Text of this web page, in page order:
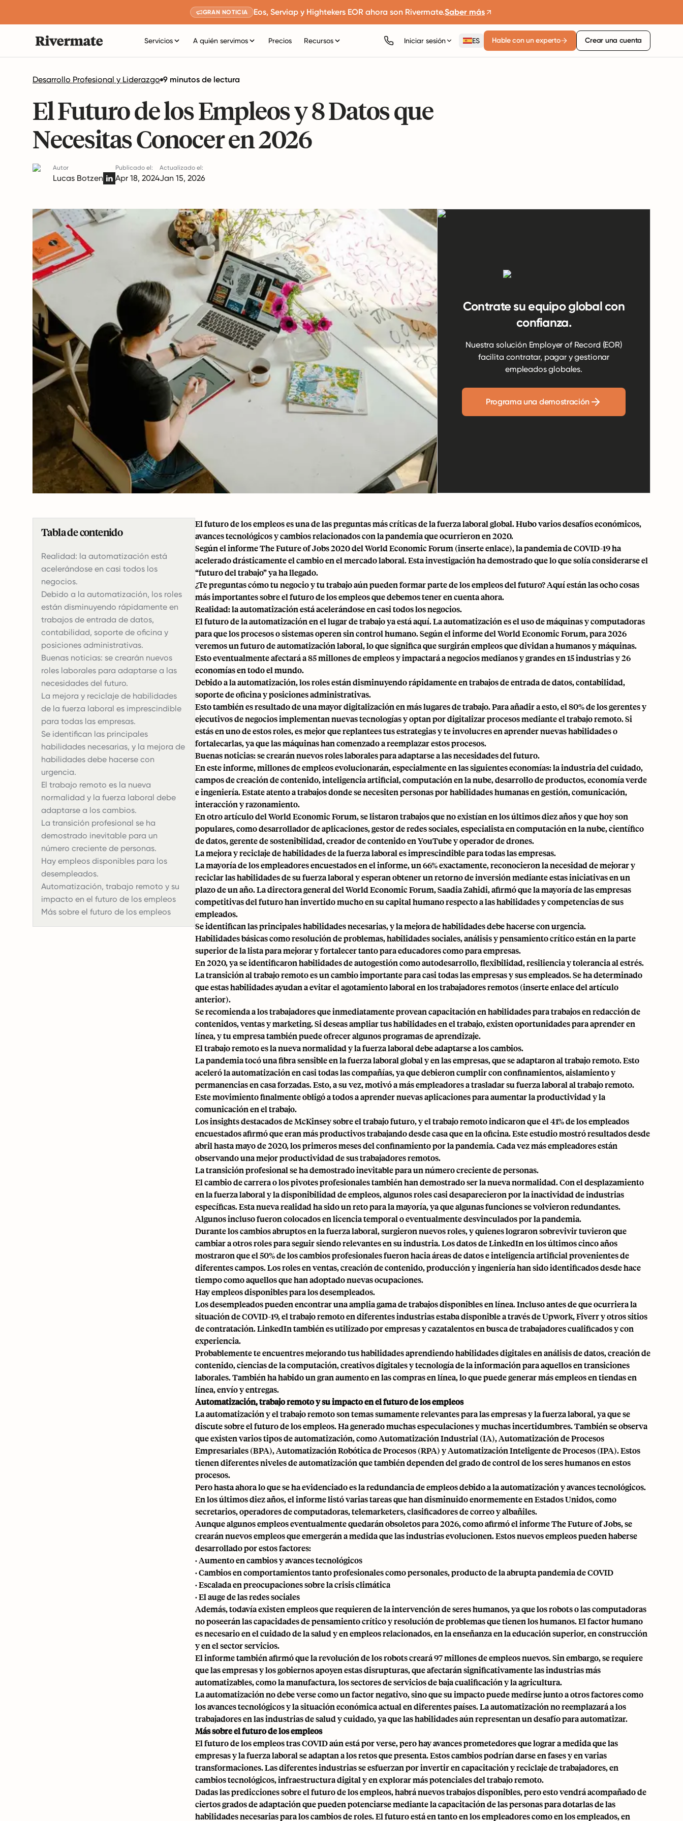
GRAN NOTICIA Eos, Serviap y Hightekers EOR ahora son Rivermate.Saber más
Servicios A quién servimos Precios Recursos Iniciar sesión ES Hable con un experto Crear una cuenta
Desarrollo Profesional y Liderazgo 9 minutos de lectura
El Futuro de los Empleos y 8 Datos que
Necesitas Conocer en 2026
Autor
Lucas Botzen
Publicado el:
Apr 18, 2024
Actualizado el:
Jan 15, 2026
Contrate su equipo global con
confianza.
Nuestra solución Employer of Record (EOR)
facilita contratar, pagar y gestionar
empleados globales.
Programa una demostración
Tabla de contenido
Realidad: la automatización está
acelerándose en casi todos los
negocios.
Debido a la automatización, los roles
están disminuyendo rápidamente en
trabajos de entrada de datos,
contabilidad, soporte de oficina y
posiciones administrativas.
Buenas noticias: se crearán nuevos
roles laborales para adaptarse a las
necesidades del futuro.
La mejora y reciclaje de habilidades
de la fuerza laboral es imprescindible
para todas las empresas.
Se identifican las principales
habilidades necesarias, y la mejora de
habilidades debe hacerse con
urgencia.
El trabajo remoto es la nueva
normalidad y la fuerza laboral debe
adaptarse a los cambios.
La transición profesional se ha
demostrado inevitable para un
número creciente de personas.
Hay empleos disponibles para los
desempleados.
Automatización, trabajo remoto y su
impacto en el futuro de los empleos
Más sobre el futuro de los empleos
El futuro de los empleos es una de las preguntas más críticas de la fuerza laboral global. Hubo varios desafíos económicos,
avances tecnológicos y cambios relacionados con la pandemia que ocurrieron en 2020.
Según el informe The Future of Jobs 2020 del World Economic Forum (inserte enlace), lapandemia de COVID-19ha
acelerado drásticamente el cambio en el mercado laboral. Esta investigación ha demostrado que lo que solía considerarse el
“futuro del trabajo” ya ha llegado.
¿Te preguntas cómo tu negocio y tu trabajo aún pueden formar parte de los empleos del futuro? Aquí están las ocho cosas
más importantes sobre el futuro de los empleos que debemos tener en cuenta ahora.
Realidad: la automatización está acelerándose en casi todos los negocios.
El futuro de la automatización en el lugar de trabajo ya está aquí. La automatización es el uso de máquinas y computadoras
para que los procesos o sistemas operen sin control humano. Según el informe del World Economic Forum, para 2026
veremos un futuro de automatización laboral, lo que significa que surgirán empleos que dividan a humanos y máquinas.
Esto eventualmente afectará a 85 millones de empleos y impactará a negocios medianos y grandes en 15 industrias y 26
economías en todo el mundo.
Debido a la automatización, los roles están disminuyendo rápidamente en trabajos de entrada de datos, contabilidad,
soporte de oficina y posiciones administrativas.
Esto también es resultado de una mayor digitalización en más lugares de trabajo. Para añadir a esto, el 80% de los gerentes y
ejecutivos de negocios implementan nuevas tecnologías y optan pordigitalizar procesosmediante el trabajo remoto. Si
estás en uno de estos roles, es mejor que replantees tus estrategias y te involucres en aprender nuevas habilidades o
fortalecarlas, ya que las máquinas han comenzado a reemplazar estos procesos.
Buenas noticias: se crearán nuevos roles laborales para adaptarse a las necesidades del futuro.
En este informe, millones de empleos evolucionarán, especialmente en las siguientes economías: la industria del cuidado,
campos de creación de contenido, inteligencia artificial, computación en la nube, desarrollo de productos, economía verde
e ingeniería. Estate atento a trabajos donde se necesiten personas por habilidades humanas en gestión, comunicación,
interacción y razonamiento.
En otro artículo del World Economic Forum, se listaron trabajos que no existían en los últimos diez años y que hoy son
populares, como desarrollador de aplicaciones, gestor de redes sociales, especialista en computación en la nube, científico
de datos, gerente de sostenibilidad, creador de contenido en YouTube y operador de drones.
La mejora y reciclaje de habilidades de la fuerza laboral es imprescindible para todas las empresas.
La mayoría de los empleadores encuestados en el informe, un 66% exactamente, reconocieron la necesidad de mejorar y
reciclar las habilidades de su fuerza laboral y esperan obtener un retorno de inversión mediante estas iniciativas en un
plazo de un año. La directora general del World Economic Forum, Saadia Zahidi, afirmó que la mayoría de las empresas
competitivas del futuro han invertido mucho en su capital humano respecto a las habilidades y competencias de sus
empleados.
Se identifican las principales habilidades necesarias, y la mejora de habilidades debe hacerse con urgencia.
Habilidades básicas como resolución de problemas, habilidades sociales, análisis y pensamiento crítico están en la parte
superior de la lista para mejorar y fortalecer tanto para educadores como para empresas.
En 2020, ya se identificaron habilidades de autogestión como autodesarrollo, flexibilidad, resiliencia y tolerancia al estrés.
La transición al trabajo remoto es un cambio importante para casi todas las empresas y sus empleados. Se ha determinado
que estas habilidades ayudan a evitar el agotamiento laboral en los trabajadores remotos (inserte enlace del artículo
anterior).
Se recomienda a los trabajadores que inmediatamente provean capacitación en habilidades para trabajos en redacción de
contenidos, ventas y marketing. Si deseas ampliar tus habilidades en el trabajo, existen oportunidades para aprender en
línea, y tu empresa también puede ofrecer algunos programas de aprendizaje.
El trabajo remoto es la nueva normalidad y la fuerza laboral debe adaptarse a los cambios.
La pandemia tocó una fibra sensible en la fuerza laboral global y en las empresas, que se adaptaron al trabajo remoto. Esto
aceleró la automatización en casi todas las compañías, ya que debieron cumplir con confinamientos, aislamiento y
permanencias en casa forzadas. Esto, a su vez, motivó a más empleadores a trasladar su fuerza laboral al trabajo remoto.
Este movimiento finalmente obligó a todos a aprender nuevas aplicaciones para aumentar la productividad y la
comunicación en el trabajo.
Los insights destacados de McKinsey sobre el trabajo futuro, y el trabajo remoto indicaron que el 41% de los empleados
encuestados afirmó que eran más productivos trabajando desde casa que en la oficina. Este estudio mostró resultados desde
abril hasta mayo de 2020, los primeros meses del confinamiento por la pandemia. Cada vez más empleadores están
observando una mejor productividad de sus trabajadores remotos.
La transición profesional se ha demostrado inevitable para un número creciente de personas.
El cambio de carrera o los pivotes profesionales también han demostrado ser la nueva normalidad. Con el desplazamiento
en la fuerza laboral y la disponibilidad de empleos, algunos roles casi desaparecieron por la inactividad de industrias
específicas. Esta nueva realidad ha sido un reto para la mayoría, ya que algunas funciones se volvieron redundantes.
Algunos incluso fueron colocados en licencia temporal o eventualmente desvinculados por la pandemia.
Durante los cambios abruptos en la fuerza laboral, surgieron nuevos roles, y quienes lograron sobrevivir tuvieron que
cambiar a otros roles para seguir siendo relevantes en su industria. Los datos de LinkedIn en los últimos cinco años
mostraron que el 50% de los cambios profesionales fueron hacia áreas de datos e inteligencia artificial provenientes de
diferentes campos. Los roles en ventas, creación de contenido, producción y ingeniería han sido identificados desde hace
tiempo como aquellos que han adoptado nuevas ocupaciones.
Hay empleos disponibles para los desempleados.
Los desempleados pueden encontrar una amplia gama de trabajos disponibles en línea. Incluso antes de que ocurriera la
situación de COVID-19, el trabajo remoto en diferentes industrias estaba disponible a través de Upwork, Fiverr y otrossitios
de contratación. LinkedIn también es utilizado por empresas y cazatalentos en busca de trabajadores cualificados y con
experiencia.
Probablemente te encuentres mejorando tus habilidades aprendiendo habilidades digitales en análisis de datos, creación de
contenido, ciencias de la computación, creativos digitales y tecnología de la información para aquellos en transiciones
laborales. También ha habido un gran aumento en las compras en línea, lo que puede generar más empleos en tiendas en
línea, envío y entregas.
Automatización, trabajo remoto y su impacto en el futuro de los empleos
La automatización y el trabajo remoto son temas sumamente relevantes para las empresas y la fuerza laboral, ya que se
discute sobre el futuro de los empleos. Ha generado muchas especulaciones y muchas incertidumbres. También se observa
que existen varios tipos de automatización, como Automatización Industrial (IA), Automatización de Procesos
Empresariales (BPA), Automatización Robótica de Procesos (RPA) y Automatización Inteligente de Procesos (IPA). Estos
tienen diferentes niveles de automatización que también dependen del grado de control de los seres humanos en estos
procesos.
Pero hasta ahora lo que se ha evidenciado es la redundancia de empleos debido a la automatización y avances tecnológicos.
En los últimos diez años, el informe listó varias tareas que han disminuido enormemente en Estados Unidos, como
secretarios, operadores de computadoras, telemarketers, clasificadores de correo y albañiles.
Aunque algunos empleos eventualmente quedarán obsoletos para 2026, como afirmó el informe The Future of Jobs, se
crearán nuevos empleos que emergerán a medida que las industrias evolucionen. Estos nuevos empleos pueden haberse
desarrollado por estos factores:
· Aumento en cambios y avances tecnológicos
· Cambios en comportamientos tanto profesionales como personales, producto de la abrupta pandemia de COVID
· Escalada en preocupaciones sobre la crisis climática
· El auge de las redes sociales
Además, todavía existen empleos que requieren de la intervención de seres humanos, ya que los robots o las computadoras
no poseerán las capacidades de pensamiento crítico y resolución de problemas que tienen los humanos. El factor humano
es necesario en el cuidado de la salud y en empleos relacionados, en la enseñanza en la educación superior, en construcción
y en el sector servicios.
El informe también afirmó que la revolución de los robots creará 97 millones de empleos nuevos. Sin embargo, se requiere
que las empresas y los gobiernos apoyen estas disrupturas, que afectarán significativamente las industrias más
automatizables, como la manufactura, los sectores de servicios de baja cualificación y la agricultura.
La automatización no debe verse como un factor negativo, sino que su impacto puede medirse junto a otros factores como
los avances tecnológicos y la situación económica actual en diferentes países. La automatización no reemplazará a los
trabajadores en las industrias de salud y cuidado, ya que las habilidades aún representan un desafío para automatizar.
Más sobre el futuro de los empleos
El futuro de los empleos tras COVID aún está por verse, pero hay avances prometedores que lograr a medida que las
empresas y la fuerza laboral se adaptan a los retos que presenta. Estos cambios podrían darse en fases y en varias
transformaciones. Las diferentes industrias se esfuerzan por invertir en capacitación y reciclaje de trabajadores, en
cambios tecnológicos, infraestructura digital y en explorar más potenciales del trabajo remoto.
Dadas las predicciones sobre el futuro de los empleos, habrá nuevos trabajos disponibles, pero esto vendrá acompañado de
ciertos grados de adaptación que pueden potenciarse mediante la capacitación de las personas para dotarlas de las
habilidades necesarias para los cambios de roles. El futuro está en tanto en los empleadores como en los empleados, en